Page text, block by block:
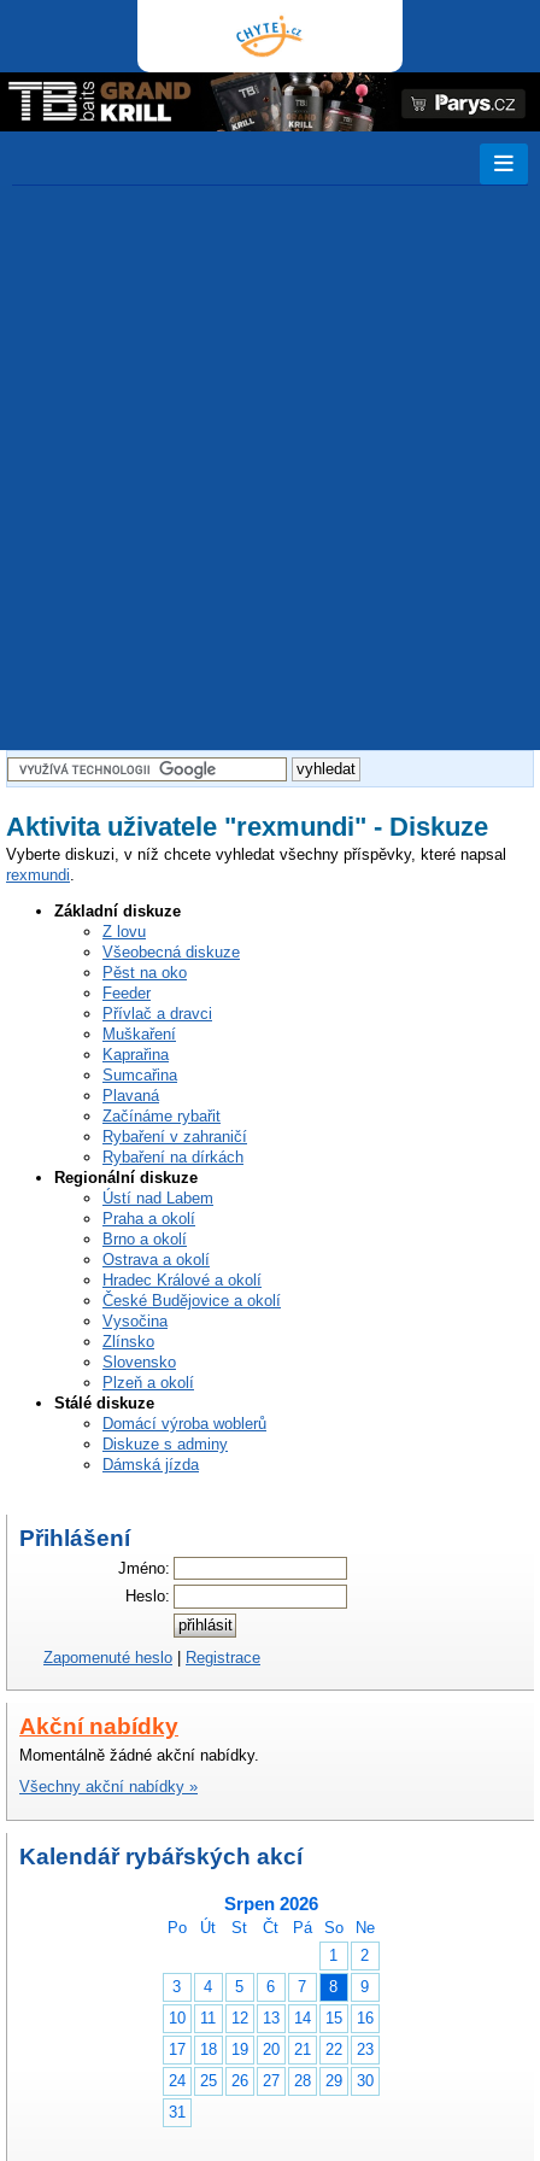
Aktivita uživatele "rexmundi" - Diskuze
Vyberte diskuzi, v níž chcete vyhledat všechny příspěvky, které napsal
rexmundi.
Základní diskuze
Z lovu
Všeobecná diskuze
Pěst na oko
Feeder
Přívlač a dravci
Muškaření
Kaprařina
Sumcařina
Plavaná
Začínáme rybařit
Rybaření v zahraničí
Rybaření na dírkách
Regionální diskuze
Ústí nad Labem
Praha a okolí
Brno a okolí
Ostrava a okolí
Hradec Králové a okolí
České Budějovice a okolí
Vysočina
Zlínsko
Slovensko
Plzeň a okolí
Stálé diskuze
Domácí výroba woblerů
Diskuze s adminy
Dámská jízda
Přihlášení
Jméno:
Heslo:
Zapomenuté heslo | Registrace
Akční nabídky
Momentálně žádné akční nabídky.
Všechny akční nabídky »
Kalendář rybářských akcí
Srpen 2026
Po Út St Čt Pá So
Ne
1
2
3
4 5 6 7 8
9
10
11 12 13 14 15
16
17
18 19 20 21 22
23
24
25 26 27 28 29
30
31